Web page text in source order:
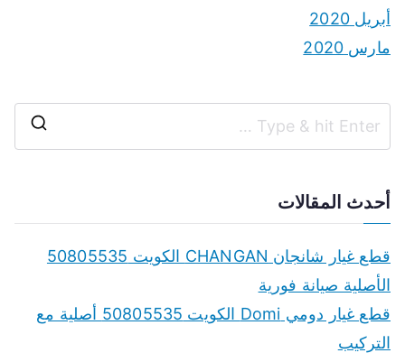
أبريل 2020
مارس 2020
r
أحدث المقالات
قطع غيار شانجان CHANGAN الكويت 50805535
الأصلية صيانة فورية
قطع غيار دومي Domi الكويت 50805535 أصلية مع
التركيب